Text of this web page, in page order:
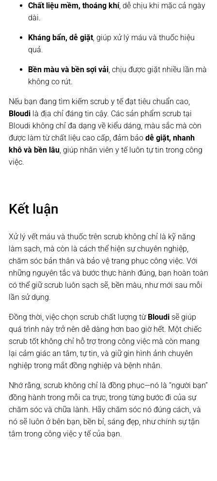
Chất liệu mềm, thoáng khí, dễ chịu khi mặc cả ngày
dài.
Kháng bẩn, dễ giặt , giúp xử lý máu và thuốc hiệu
quả.
Bền màu và bền sợi vải , chịu được giặt nhiều lần mà
không co rút.
Nếu bạn đang tìm kiếm scrub y tế đạt tiêu chuẩn cao,
Bloudi là địa chỉ đáng tin cậy. Các sản phẩm scrub tại
Bloudi không chỉ đa dạng về kiểu dáng, màu sắc mà còn
được làm từ chất liệu cao cấp, đảm bảo dễ giặt, nhanh
khô và bền lâu , giúp nhân viên y tế luôn tự tin trong công
việc.
Kết luận
Xử lý vết máu và thuốc trên scrub không chỉ là kỹ năng
làm sạch, mà còn là cách thể hiện sự chuyên nghiệp,
chăm sóc bản thân và bảo vệ trang phục công việc. Với
những nguyên tắc và bước thực hành đúng, bạn hoàn toàn
có thể giữ scrub luôn sạch sẽ, bền màu, như mới sau mỗi
lần sử dụng.
Đồng thời, việc chọn scrub chất lượng từ Bloudi sẽ giúp
quá trình này trở nên dễ dàng hơn bao giờ hết. Một chiếc
scrub tốt không chỉ hỗ trợ trong công việc mà còn mang
lại cảm giác an tâm, tự tin, và giữ gìn hình ảnh chuyên
nghiệp trong mắt đồng nghiệp và bệnh nhân.
Nhớ rằng, scrub không chỉ là đồng phục—nó là “người bạn”
đồng hành trong mỗi ca trực, trong từng bước đi của sự
chăm sóc và chữa lành. Hãy chăm sóc nó đúng cách, và
nó sẽ luôn ở bên bạn, bền bỉ, sáng đẹp, như chính sự tận
tâm trong công việc y tế của bạn.